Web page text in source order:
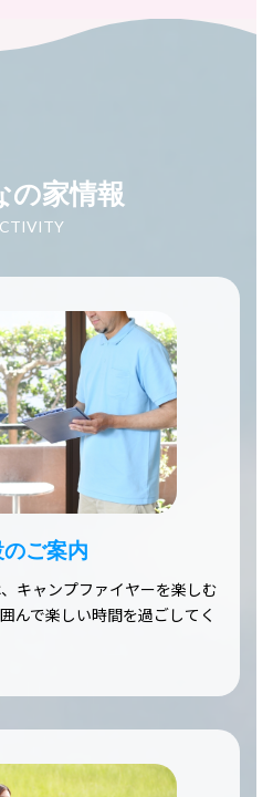
の家情報
ご案内
キャンプファイヤーを楽しむ
んで楽しい時間を過ごしてく